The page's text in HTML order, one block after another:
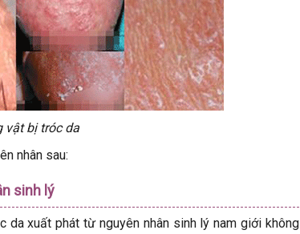
vật bị tróc da
nhân sau:
sinh lý
xuất phát từ nguyên nhân sinh lý nam giới không